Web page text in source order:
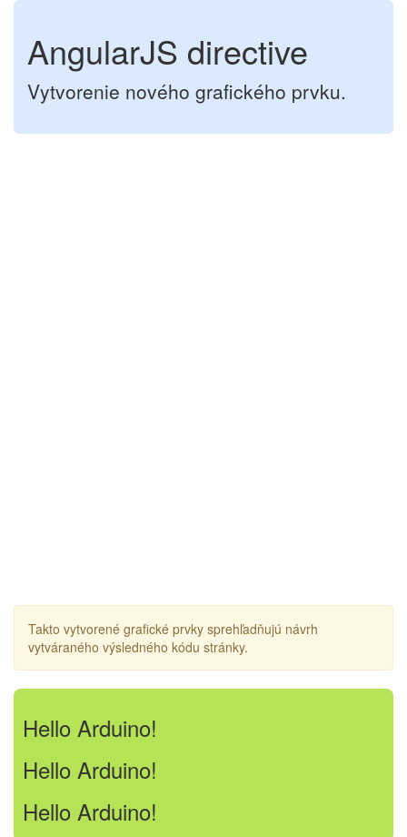
AngularJS directive
Vytvorenie nového grafického prvku.
Takto vytvorené grafické prvky sprehľadňujú návrh
vytváraného výsledného kódu stránky.
Hello Arduino!
Hello Arduino!
Hello Arduino!